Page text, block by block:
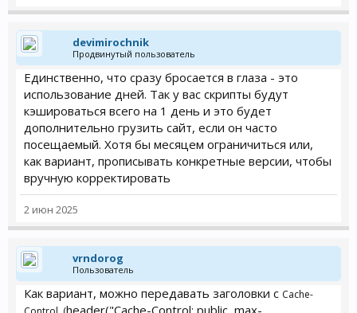
devimirochnik
Продвинутый пользователь
Единственно, что сразу бросается в глаза - это
использование дней. Так у вас скрипты будут
кэшироваться всего на 1 день и это будет
дополнительно грузить сайт, если он часто
посещаемый. Хотя бы месяцем ограничиться или,
как вариант, прописывать конкретные версии, чтобы
вручную корректировать
2 июн 2025
vrndorog
Пользователь
Как вариант, можно передавать заголовки с Cache-
header("Cache-Control: public, max-